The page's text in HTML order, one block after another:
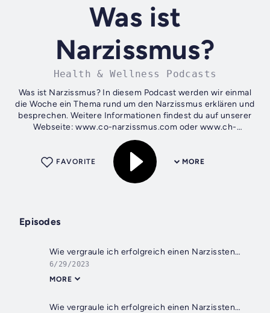
Was ist
Narzissmus?
Health & Wellness Podcasts
Was ist Narzissmus? In diesem Podcast werden wir einmal
die Woche ein Thema rund um den Narzissmus erklären und
besprechen. Weitere Informationen findest du auf unserer
Webseite: www.co-narzissmus.com oder www.ch-
oeuvray.ch
MORE
FAVORITE
Episodes
Wie vergraule ich erfolgreich einen Narzissten? Bonus
6/29/2023
MORE
Wie vergraule ich erfolgreich einen Narzissten? Teil 10